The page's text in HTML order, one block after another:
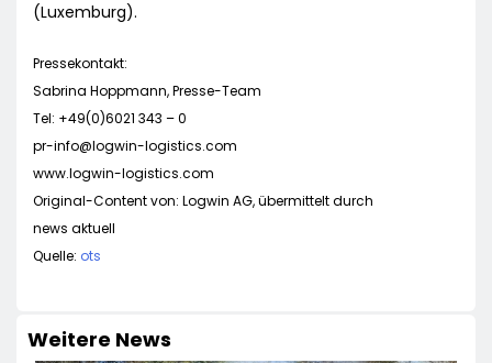
(Luxemburg).
Pressekontakt:
Sabrina Hoppmann, Presse-Team
Tel: +49(0)6021 343 – 0
pr-info@logwin-logistics.com
www.logwin-logistics.com
Original-Content von: Logwin AG, übermittelt durch
news aktuell
Quelle: ots
Weitere News